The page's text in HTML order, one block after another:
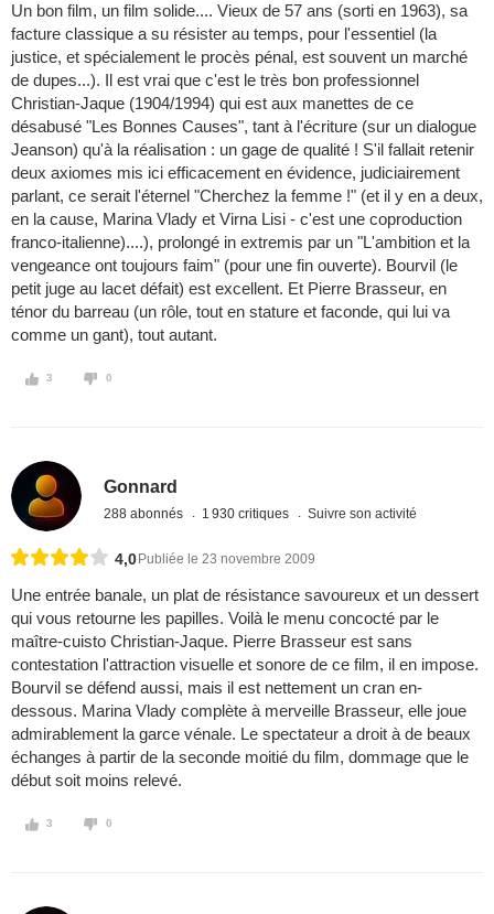
Un bon film, un film solide.... Vieux de 57 ans (sorti en 1963), sa
facture classique a su résister au temps, pour l'essentiel (la
justice, et spécialement le procès pénal, est souvent un marché
de dupes...). Il est vrai que c'est le très bon professionnel
Christian-Jaque (1904/1994) qui est aux manettes de ce
désabusé "Les Bonnes Causes", tant à l'écriture (sur un dialogue
Jeanson) qu'à la réalisation : un gage de qualité ! S'il fallait retenir
deux axiomes mis ici efficacement en évidence, judiciairement
parlant, ce serait l'éternel "Cherchez la femme !" (et il y en a deux,
en la cause, Marina Vlady et Virna Lisi - c'est une coproduction
franco-italienne)....), prolongé in extremis par un "L'ambition et la
vengeance ont toujours faim" (pour une fin ouverte). Bourvil (le
petit juge au lacet défait) est excellent. Et Pierre Brasseur, en
ténor du barreau (un rôle, tout en stature et faconde, qui lui va
comme un gant), tout autant.
3 0
Gonnard
288 abonnés 1 930 critiques Suivre son activité
4,0 Publiée le 23 novembre 2009
Une entrée banale, un plat de résistance savoureux et un dessert
qui vous retourne les papilles. Voilà le menu concocté par le
maître-cuisto Christian-Jaque. Pierre Brasseur est sans
contestation l'attraction visuelle et sonore de ce film, il en impose.
Bourvil se défend aussi, mais il est nettement un cran en-
dessous. Marina Vlady complète à merveille Brasseur, elle joue
admirablement la garce vénale. Le spectateur a droit à de beaux
échanges à partir de la seconde moitié du film, dommage que le
début soit moins relevé.
3 0